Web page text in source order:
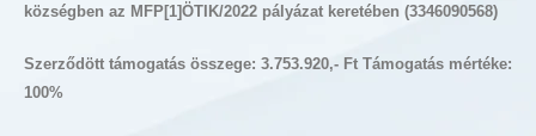
községben az MFP[1]ÖTIK/2022 pályázat keretében (3346090568)
Szerződött támogatás összege: 3.753.920,- Ft Támogatás mértéke:
100%